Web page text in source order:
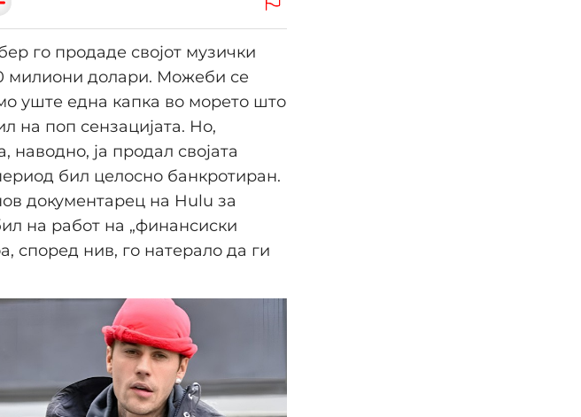
го продаде својот музички
милиони долари. Можеби се
уште една капка во морето што
на поп сензацијата. Но,
ја продал својата
бил целосно банкротиран.
документарец на Hulu за
на работ на „финансиски
според нив, го натерало да ги